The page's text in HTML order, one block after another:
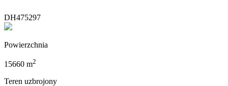
DH475297
Powierzchnia
15660 m2
Teren uzbrojony